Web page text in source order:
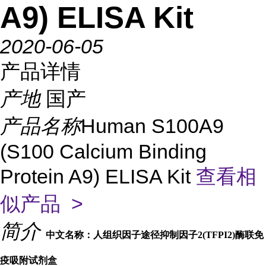
A9) ELISA Kit
2020-06-05
产品详情
产地 国产
产品名称Human S100A9
(S100 Calcium Binding
Protein A9) ELISA Kit 查看相
似产品 >
简介 中文名称：人组织因子途径抑制因子2(TFPI2)酶联免
疫吸附试剂盒